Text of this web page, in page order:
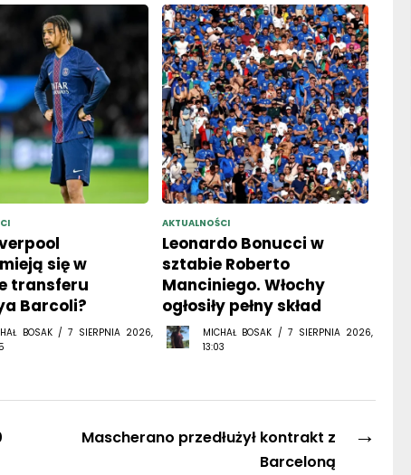
się w
transferu
Barcoli?
BOSAK / 7 SIERPNIA 2026,
AKTUALNOŚCI
Leonardo Bonucci w
sztabie Roberto
Manciniego. Włochy
ogłosiły pełny skład
MICHAŁ BOSAK / 7 SIERPNIA 2026,
13:03
→
Mascherano przedłużył kontrakt z
Barceloną